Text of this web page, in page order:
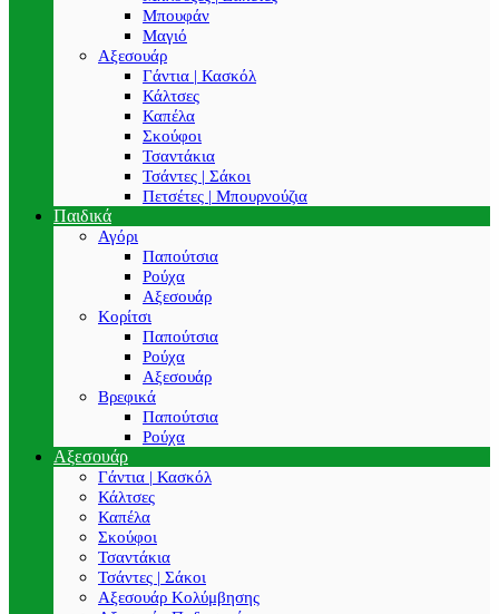
Μπουφάν
Μαγιό
Αξεσουάρ
Γάντια | Κασκόλ
Κάλτσες
Καπέλα
Σκούφοι
Τσαντάκια
Τσάντες | Σάκοι
Πετσέτες | Μπουρνούζια
Παιδικά
Αγόρι
Παπούτσια
Ρούχα
Αξεσουάρ
Κορίτσι
Παπούτσια
Ρούχα
Αξεσουάρ
Βρεφικά
Παπούτσια
Ρούχα
Αξεσουάρ
Γάντια | Κασκόλ
Κάλτσες
Καπέλα
Σκούφοι
Τσαντάκια
Τσάντες | Σάκοι
Αξεσουάρ Κολύμβησης